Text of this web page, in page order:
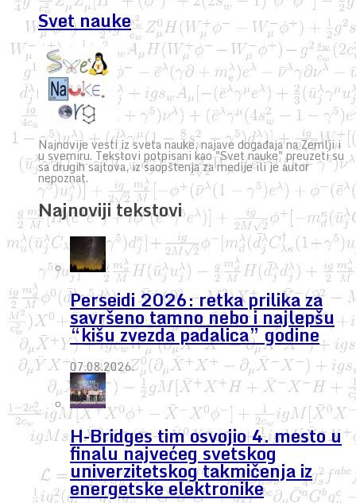
Svet nauke
Najnovije vesti iz sveta nauke, najave događaja na Zemlji i
u svemiru. Tekstovi potpisani kao "Svet nauke" preuzeti su
sa drugih sajtova, iz saopštenja za medije ili je autor
nepoznat.
Najnoviji tekstovi
Perseidi 2026: retka prilika za
savršeno tamno nebo i najlepšu
“kišu zvezda padalica” godine
07.08.2026.
H-Bridges tim osvojio 4. mesto u
finalu najvećeg svetskog
univerzitetskog takmičenja iz
energetske elektronike